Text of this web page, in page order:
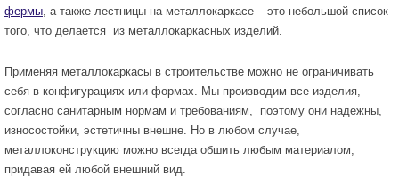
фермы, а также лестницы на металлокаркасе – это небольшой список
того, что делается из металлокаркасных изделий.
Применяя металлокаркасы в строительстве можно не ограничивать
себя в конфигурациях или формах. Мы производим все изделия,
согласно санитарным нормам и требованиям, поэтому они надежны,
износостойки, эстетичны внешне. Но в любом случае,
металлоконструкцию можно всегда обшить любым материалом,
придавая ей любой внешний вид.